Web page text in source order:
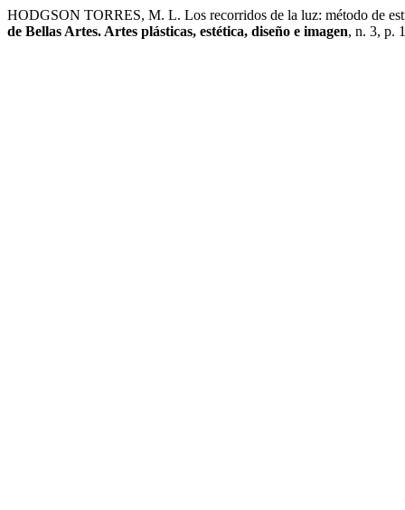
HODGSON TORRES, M. L. Los recorridos de la luz: método de
de Bellas Artes. Artes plásticas, estética, diseño e imagen, n. 3, p.